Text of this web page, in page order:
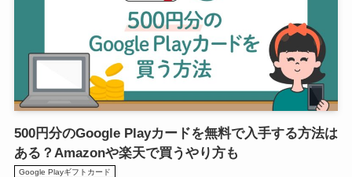
500円分のGoogle Playカードを無料で入手する方法は
ある？Amazonや楽天で買うやり方も
Google Playギフトカード